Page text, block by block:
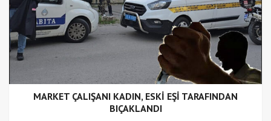
MARKET ÇALIŞANI KADIN, ESKİ EŞİ TARAFINDAN
BIÇAKLANDI